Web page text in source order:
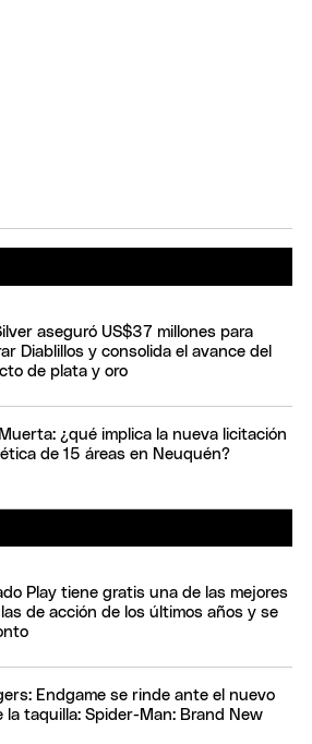
aseguró US$37 millones para
Diablillos y consolida el avance del
de plata y oro
¿qué implica la nueva licitación
de 15 áreas en Neuquén?
Play tiene gratis una de las mejores
de acción de los últimos años y se
Endgame se rinde ante el nuevo
la taquilla: Spider-Man: Brand New